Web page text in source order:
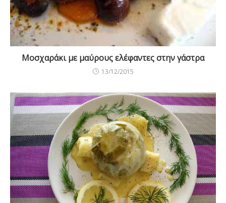
Μοσχαράκι με μαύρους ελέφαντες στην γάστρα
13/12/2015